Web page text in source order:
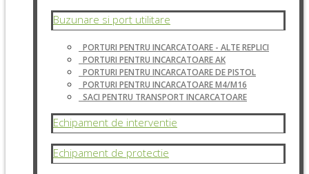
Buzunare si port utilitare
PORTURI PENTRU INCARCATOARE - ALTE REPLICI
PORTURI PENTRU INCARCATOARE AK
PORTURI PENTRU INCARCATOARE DE PISTOL
PORTURI PENTRU INCARCATOARE M4/M16
SACI PENTRU TRANSPORT INCARCATOARE
Echipament de interventie
Echipament de protectie